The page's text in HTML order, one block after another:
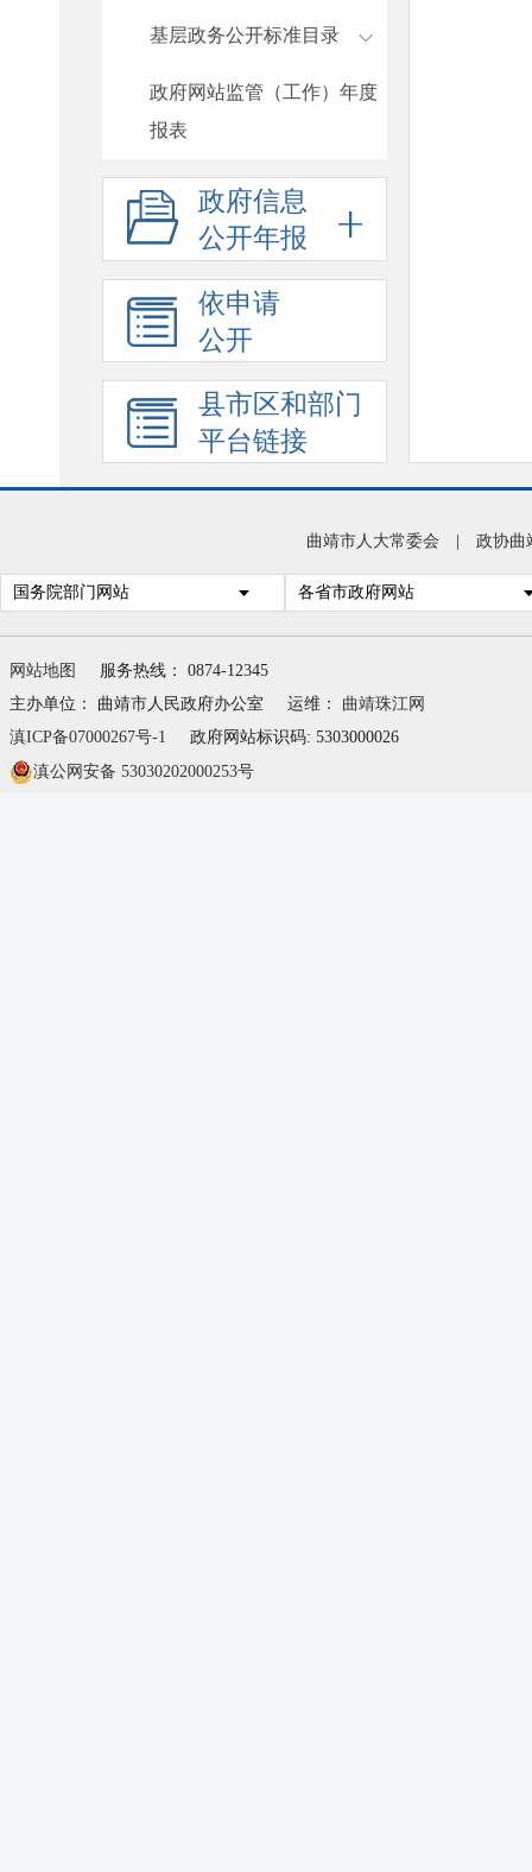
基层政务公开标准目录
政府网站监管（工作）年度
报表
政府信息
公开年报
依申请
公开
县市区和部门
平台链接
曲靖市人大常委会 政协曲
国务院部门网站 各省市政府网站
网站地图
服务热线： 0874-12345
主办单位： 曲靖市人民政府办公室
运维： 曲靖珠江网
滇ICP备07000267号-1
政府网站标识码: 5303000026
滇公网安备 53030202000253号